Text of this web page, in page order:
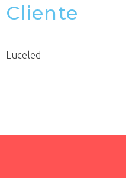
Cliente
Luceled